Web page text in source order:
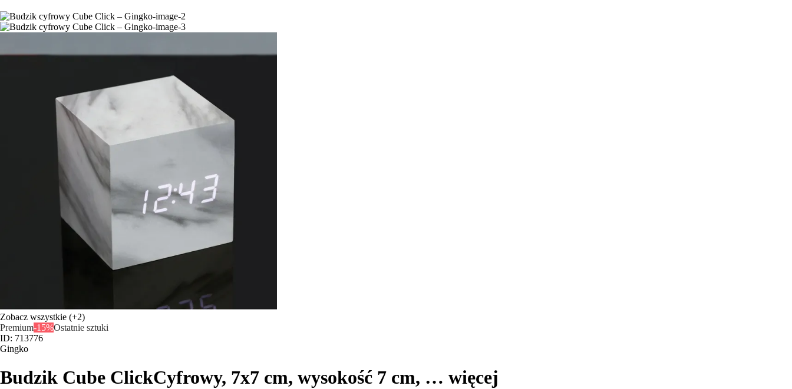
Zobacz wszystkie (+2)
Premium-15%Ostatnie sztuki
ID: 713776
Gingko
Budzik Cube ClickCyfrowy, 7x7 cm, wysokość 7 cm, … więcej